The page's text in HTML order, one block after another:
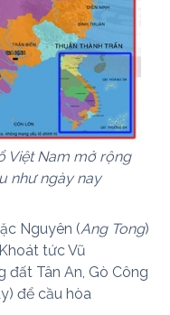
Việt Nam mở rộng
như ngày nay
Nguyên (Ang Tong)
tức Vũ
đất Tân An, Gò Công
để cầu hòa